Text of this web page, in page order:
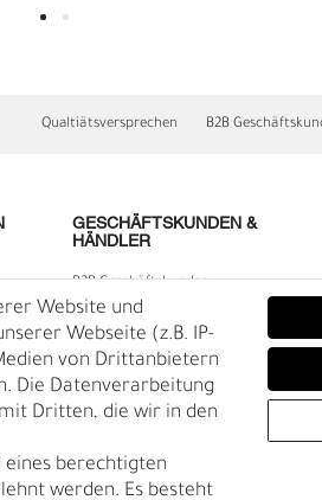
O
Qualtiätsversprechen B2B
GESCHÄFTSKUNDEN &
HÄNDLER
B2B Geschäftskunden
Website und
Webseite (z.B. IP-
von Drittanbietern
Die Datenverarbeitung
Dritten, die wir in den
berechtigten
werden. Es besteht